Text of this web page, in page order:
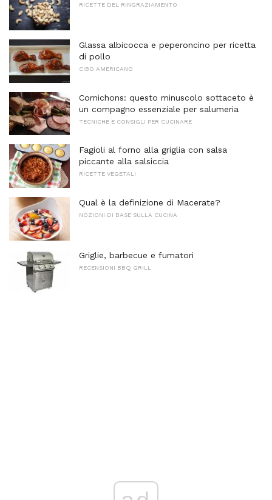
RICETTE DEL RINGRAZIAMENTO
Glassa albicocca e peperoncino per ricetta
di pollo
CIBO AMERICANO
Cornichons: questo minuscolo sottaceto è
un compagno essenziale per salumeria
TECNICHE E CONSIGLI PER CUCINARE
Fagioli al forno alla griglia con salsa
piccante alla salsiccia
RICETTE VEGETALI
Qual è la definizione di Macerate?
NOZIONI DI BASE SULLA CUCINA
Griglie, barbecue e fumatori
RECENSIONI BBQ GRILL